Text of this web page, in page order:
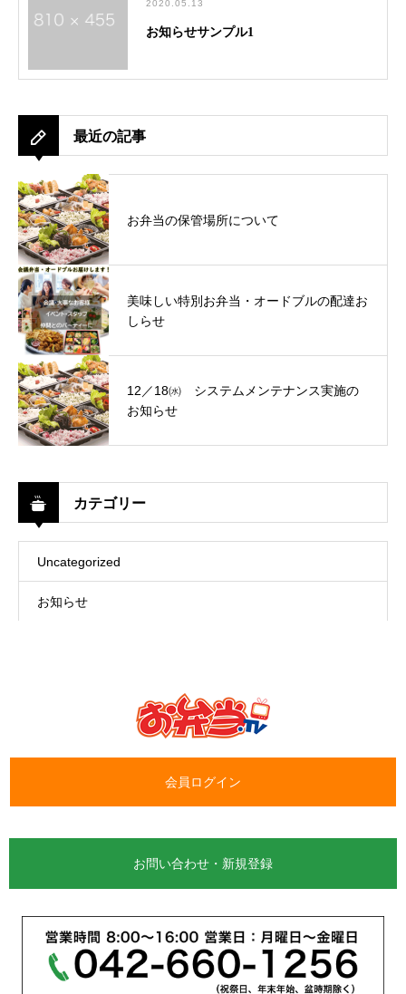
2020.05.13
お知らせサンプル1
最近の記事
お弁当の保管場所について
美味しい特別お弁当・オードブルの配達お
しらせ
12／18㈬ システムメンテナンス実施の
お知らせ
カテゴリー
Uncategorized
お知らせ
会員ログイン
お問い合わせ・新規登録